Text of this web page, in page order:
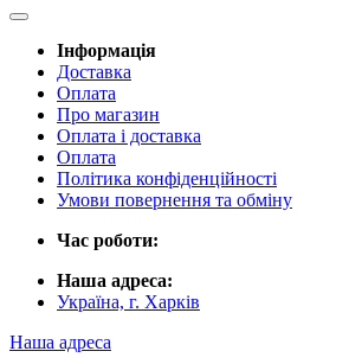
Інформація
Доставка
Оплата
Про магазин
Оплата і доставка
Оплата
Політика конфіденційності
Умови повернення та обміну
Час роботи:
Наша адреса:
Україна, г. Харків
Наша адреса